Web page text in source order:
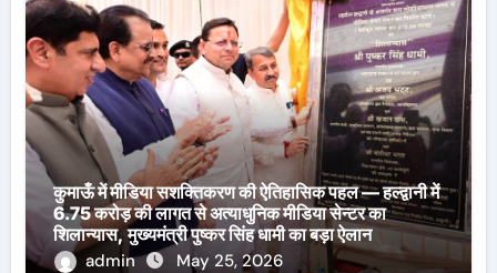
कुमाऊँ में मीडिया सशक्तिकरण की ऐतिहासिक पहल — हल्द्वानी में
6.75 करोड़ की लागत से अत्याधुनिक मीडिया सेन्टर का
शिलान्यास, मुख्यमंत्री पुष्कर सिंह धामी का बड़ा ऐलान
admin
May 25, 2026